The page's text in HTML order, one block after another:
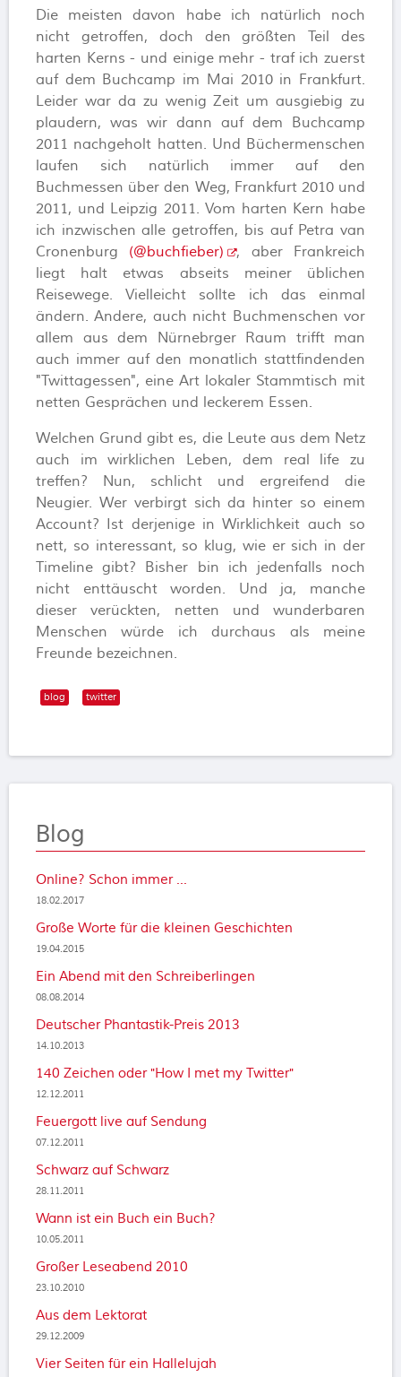
Die meisten davon habe ich natürlich noch
nicht getroffen, doch den größten Teil des
harten Kerns - und einige mehr - traf ich zuerst
auf dem Buchcamp im Mai 2010 in Frankfurt.
Leider war da zu wenig Zeit um ausgiebig zu
plaudern, was wir dann auf dem Buchcamp
2011 nachgeholt hatten. Und Büchermenschen
laufen sich natürlich immer auf den
Buchmessen über den Weg, Frankfurt 2010 und
2011, und Leipzig 2011. Vom harten Kern habe
ich inzwischen alle getroffen, bis auf Petra van
Cronenburg (@buchfieber)
, aber Frankreich
liegt halt etwas abseits meiner üblichen
Reisewege. Vielleicht sollte ich das einmal
ändern. Andere, auch nicht Buchmenschen vor
allem aus dem Nürnebrger Raum trifft man
auch immer auf den monatlich stattfindenden
"Twittagessen", eine Art lokaler Stammtisch mit
netten Gesprächen und leckerem Essen.
Welchen Grund gibt es, die Leute aus dem Netz
auch im wirklichen Leben, dem real life zu
treffen? Nun, schlicht und ergreifend die
Neugier. Wer verbirgt sich da hinter so einem
Account? Ist derjenige in Wirklichkeit auch so
nett, so interessant, so klug, wie er sich in der
Timeline gibt? Bisher bin ich jedenfalls noch
nicht enttäuscht worden. Und ja, manche
dieser verückten, netten und wunderbaren
Menschen würde ich durchaus als meine
Freunde bezeichnen.
blog twitter
Blog
Online? Schon immer ...
18.02.2017
Große Worte für die kleinen Geschichten
19.04.2015
Ein Abend mit den Schreiberlingen
08.08.2014
Deutscher Phantastik-Preis 2013
14.10.2013
140 Zeichen oder "How I met my Twitter"
12.12.2011
Feuergott live auf Sendung
07.12.2011
Schwarz auf Schwarz
28.11.2011
Wann ist ein Buch ein Buch?
10.05.2011
Großer Leseabend 2010
23.10.2010
Aus dem Lektorat
29.12.2009
Vier Seiten für ein Hallelujah